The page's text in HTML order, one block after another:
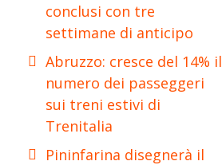
conclusi con tre
settimane di anticipo
Abruzzo: cresce del 14% il
numero dei passeggeri
sui treni estivi di
Trenitalia
Pininfarina disegnerà il